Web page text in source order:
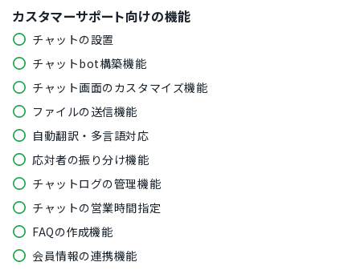
カスタマーサポート向けの機能
チャットの設置
チャットbot構築機能
チャット画面のカスタマイズ機能
ファイルの送信機能
自動翻訳・多言語対応
応対者の振り分け機能
チャットログの管理機能
チャットの営業時間指定
FAQの作成機能
会員情報の連携機能